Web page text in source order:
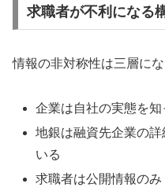
求職者が不利になる
情報の非対称性は三層にな
企業は自社の実態を知
地銀は融資先企業の
いる
求職者は公開情報のみ